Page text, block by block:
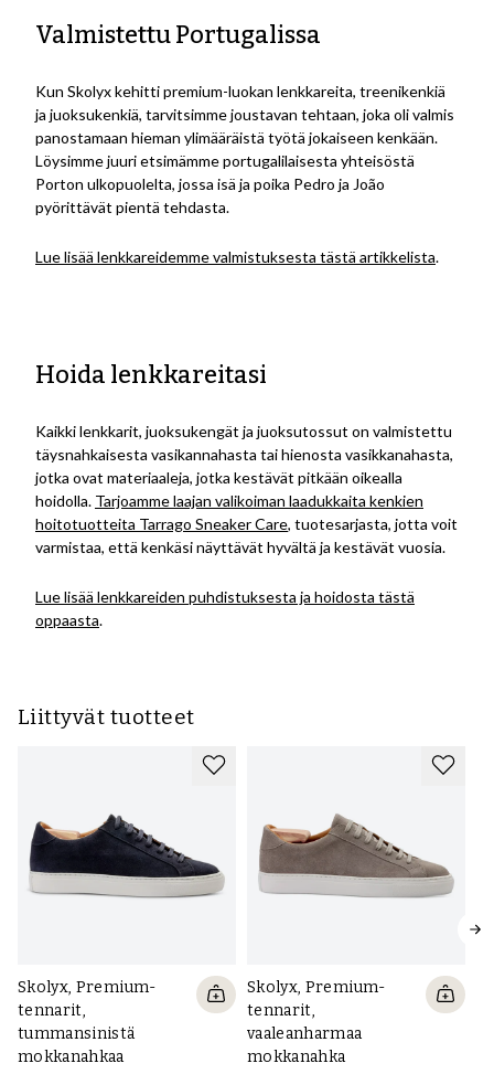
Valmistettu Portugalissa
Kun Skolyx kehitti premium-luokan lenkkareita, treenikenkiä
ja juoksukenkiä, tarvitsimme joustavan tehtaan, joka oli valmis
panostamaan hieman ylimääräistä työtä jokaiseen kenkään.
Löysimme juuri etsimämme portugalilaisesta yhteisöstä
Porton ulkopuolelta, jossa isä ja poika Pedro ja João
pyörittävät pientä tehdasta.
Lue lisää lenkkareidemme valmistuksesta tästä artikkelista.
Hoida lenkkareitasi
Kaikki lenkkarit, juoksukengät ja juoksutossut on valmistettu
täysnahkaisesta vasikannahasta tai hienosta vasikkanahasta,
jotka ovat materiaaleja, jotka kestävät pitkään oikealla
hoidolla. Tarjoamme laajan valikoiman laadukkaita kenkien
hoitotuotteita Tarrago Sneaker Care, tuotesarjasta, jotta voit
varmistaa, että kenkäsi näyttävät hyvältä ja kestävät vuosia.
Lue lisää lenkkareiden puhdistuksesta ja hoidosta tästä
oppaasta.
Liittyvät tuotteet
Skolyx, Premium-
tennarit,
tummansinistä
mokkanahkaa
Skolyx, Premium-
tennarit,
vaaleanharmaa
mokkanahka